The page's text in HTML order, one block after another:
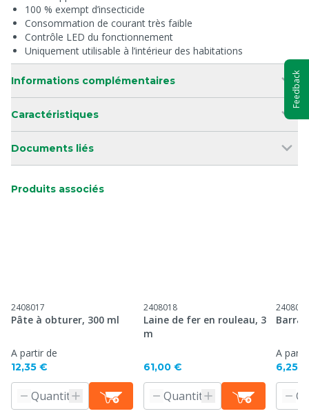
100 % exempt d’insecticide
Consommation de courant très faible
Contrôle LED du fonctionnement
Uniquement utilisable à l’intérieur des habitations
Informations complémentaires
Caractéristiques
Documents liés
Produits associés
2408017
Pâte à obturer, 300 ml
A partir de
12,35 €
2408018
Laine de fer en rouleau, 3
m
61,00 €
2408019
A
6,25 €
Feedback